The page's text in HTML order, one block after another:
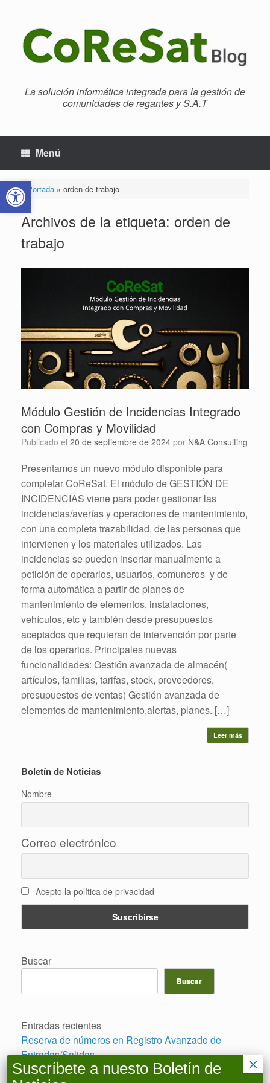
Abrir barra de herramientas
contenido
La solución informática integrada para la gestión de
comunidades de regantes y S.A.T
Menú
Portada» orden de trabajo
Archivos de la etiqueta: orden de
trabajo
Módulo Gestión de Incidencias Integrado
con Compras y Movilidad
Publicado el 20 de septiembre de 2024 por N&A Consulting
Presentamos un nuevo módulo disponible para
completar CoReSat. El módulo de GESTIÓN DE
INCIDENCIAS viene para poder gestionar las
incidencias/averías y operaciones de mantenimiento,
con una completa trazabilidad, de las personas que
intervienen y los materiales utilizados. Las
incidencias se pueden insertar manualmente a
petición de operarios, usuarios, comuneros y de
forma automática a partir de planes de
mantenimiento de elementos, instalaciones,
vehículos, etc y también desde presupuestos
aceptados que requieran de intervención por parte
de los operarios. Principales nuevas
funcionalidades: Gestión avanzada de almacén(
artículos, familias, tarifas, stock, proveedores,
presupuestos de ventas) Gestión avanzada de
elementos de mantenimiento,alertas, planes. […]
Leer más
Boletín de Noticias
Nombre
Correo electrónico
Acepto la política de privacidad
Buscar
Buscar
Entradas recientes
Reserva de números en Registro Avanzado de
Entradas/Salidas
Aplicación retroactiva Planes Hidrológicos
Suscríbete a nuesto Boletín de
×